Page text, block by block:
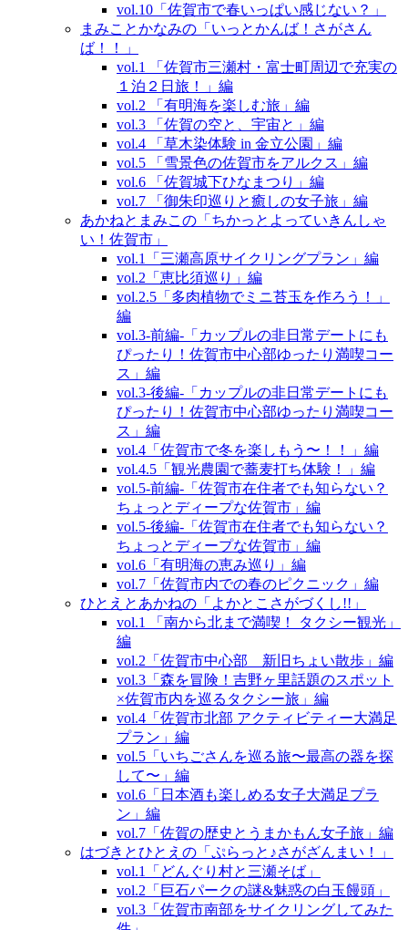
vol.10「佐賀市で春いっぱい感じない？」
まみことかなみの「いっとかんば！さがさん
ば！！」
vol.1 「佐賀市三瀬村・富士町周辺で充実の
１泊２日旅！」編
vol.2 「有明海を楽しむ旅」編
vol.3 「佐賀の空と、宇宙と」編
vol.4 「草木染体験 in 金立公園」編
vol.5 「雪景色の佐賀市をアルクス」編
vol.6 「佐賀城下ひなまつり」編
vol.7 「御朱印巡りと癒しの女子旅」編
あかねとまみこの「ちかっとよっていきんしゃ
い！佐賀市」
vol.1「三瀬高原サイクリングプラン」編
vol.2「恵比須巡り」編
vol.2.5「多肉植物でミニ苔玉を作ろう！」
編
vol.3‐前編‐「カップルの非日常デートにも
ぴったり！佐賀市中心部ゆったり満喫コー
ス」編
vol.3‐後編‐「カップルの非日常デートにも
ぴったり！佐賀市中心部ゆったり満喫コー
ス」編
vol.4「佐賀市で冬を楽しもう〜！！」編
vol.4.5「観光農園で蕎麦打ち体験！」編
vol.5‐前編‐「佐賀市在住者でも知らない？
ちょっとディープな佐賀市」編
vol.5‐後編‐「佐賀市在住者でも知らない？
ちょっとディープな佐賀市」編
vol.6「有明海の恵み巡り」編
vol.7「佐賀市内での春のピクニック」編
ひとえとあかねの「よかとこさがづくし!!」
vol.1 「南から北まで満喫！ タクシー観光」
編
vol.2「佐賀市中心部 新旧ちょい散歩」編
vol.3「森を冒険！吉野ヶ里話題のスポット
×佐賀市内を巡るタクシー旅」編
vol.4「佐賀市北部 アクティビティー大満足
プラン」編
vol.5「いちごさんを巡る旅〜最高の器を探
して〜」編
vol.6「日本酒も楽しめる女子大満足プラ
ン」編
vol.7「佐賀の歴史とうまかもん女子旅」編
はづきとひとえの「ぷらっと♪さがざんまい！」
vol.1「どんぐり村と三瀬そば」
vol.2「巨石パークの謎&魅惑の白玉饅頭」
vol.3「佐賀市南部をサイクリングしてみた